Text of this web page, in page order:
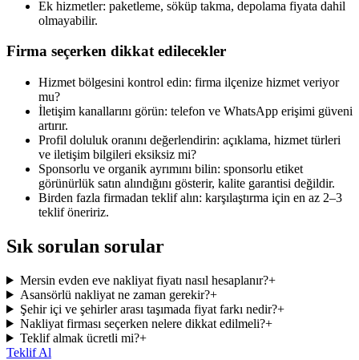
Ek hizmetler: paketleme, söküp takma, depolama fiyata dahil
olmayabilir.
Firma seçerken dikkat edilecekler
Hizmet bölgesini kontrol edin: firma ilçenize hizmet veriyor
mu?
İletişim kanallarını görün: telefon ve WhatsApp erişimi güveni
artırır.
Profil doluluk oranını değerlendirin: açıklama, hizmet türleri
ve iletişim bilgileri eksiksiz mi?
Sponsorlu ve organik ayrımını bilin: sponsorlu etiket
görünürlük satın alındığını gösterir, kalite garantisi değildir.
Birden fazla firmadan teklif alın: karşılaştırma için en az 2–3
teklif öneririz.
Sık sorulan sorular
Mersin evden eve nakliyat fiyatı nasıl hesaplanır?+
Asansörlü nakliyat ne zaman gerekir?+
Şehir içi ve şehirler arası taşımada fiyat farkı nedir?+
Nakliyat firması seçerken nelere dikkat edilmeli?+
Teklif almak ücretli mi?+
Teklif Al